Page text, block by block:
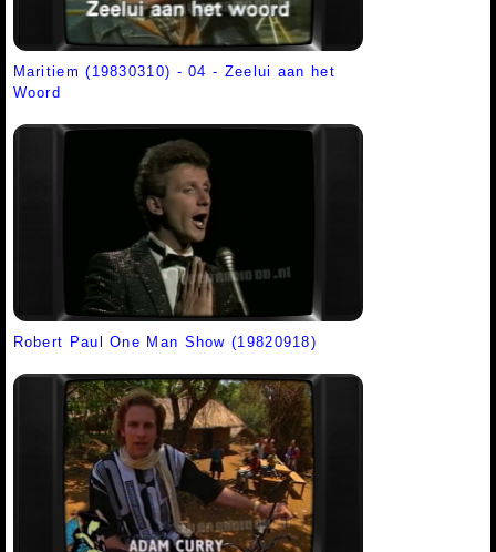
Maritiem (19830310) - 04 - Zeelui aan het
Woord
Robert Paul One Man Show (19820918)